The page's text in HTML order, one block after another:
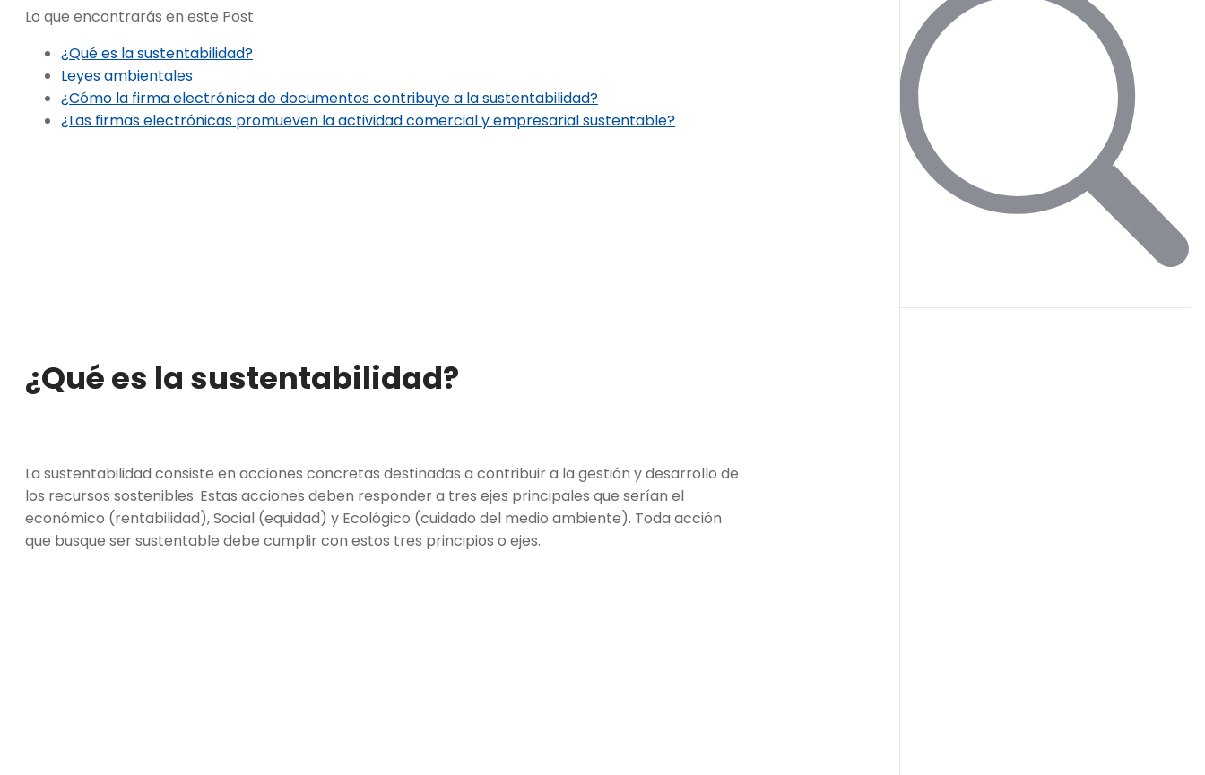
Lo que encontrarás en este Post
¿Qué es la sustentabilidad?
Leyes ambientales
¿Cómo la firma electrónica de documentos contribuye a la sustentabilidad?
¿Las firmas electrónicas promueven la actividad comercial y empresarial sustentable?
¿Qué es la sustentabilidad?
La sustentabilidad consiste en acciones concretas destinadas a contribuir a la gestión y desarrollo de
los recursos sostenibles. Estas acciones deben responder a tres ejes principales que serían el
económico (rentabilidad), Social (equidad) y Ecológico (cuidado del medio ambiente). Toda acción
que busque ser sustentable debe cumplir con estos tres principios o ejes.